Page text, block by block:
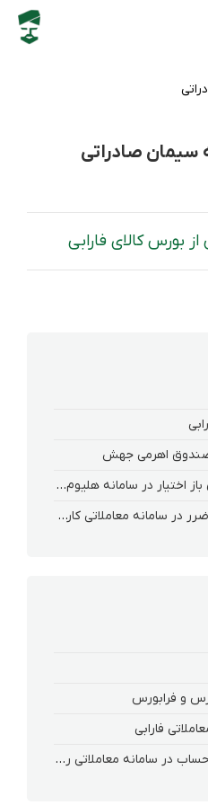
سیمان صادراتی
بورس کالای فارابی
صندوق اهرمی جهش
نحوه‌ مشاهده‌ موقعیت‌های باز اختیار در سامانه هلیوم و نکست
نحوه تعیین حد سود و حد ضرر در سامانه معاملاتی کارگزاری فارابی
و فرابورس
فارابی
راهنمای مشاهده‌ی گردش حساب در سامانه معاملاتی ریواس